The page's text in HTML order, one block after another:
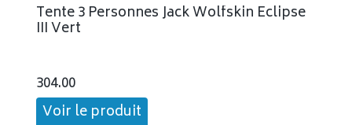
Tente 3 Personnes Jack Wolfskin Eclipse
III Vert
304.00
Voir le produit